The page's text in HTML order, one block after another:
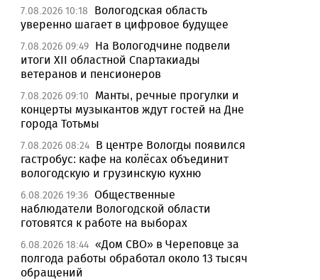
7.08.2026 10:18
Вологодская область
уверенно шагает в цифровое будущее
7.08.2026 09:49 На Вологодчине подвели
итоги XII областной Спартакиады
ветеранов и пенсионеров
7.08.2026 09:10
Манты, речные прогулки и
концерты музыкантов ждут гостей на Дне
города Тотьмы
7.08.2026 08:24 В центре Вологды появился
гастробус: кафе на колёсах объединит
вологодскую и грузинскую кухню
6.08.2026 19:36 Общественные
наблюдатели Вологодской области
готовятся к работе на выборах
6.08.2026 18:44 «Дом СВО» в Череповце за
полгода работы обработал около 13 тысяч
обращений